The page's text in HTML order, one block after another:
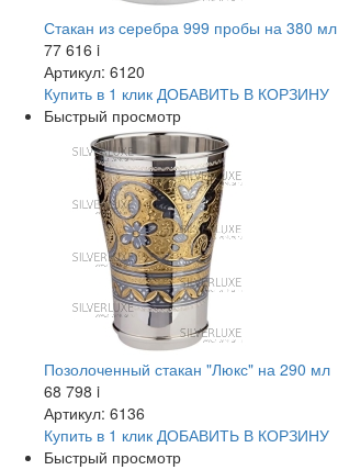
Стакан из серебра 999 пробы на 380 мл
77 616 i
Артикул: 6120
Купить в 1 клик ДОБАВИТЬ В КОРЗИНУ
Быстрый просмотр
Позолоченный стакан "Люкс" на 290 мл
68 798 i
Артикул: 6136
Купить в 1 клик ДОБАВИТЬ В КОРЗИНУ
Быстрый просмотр